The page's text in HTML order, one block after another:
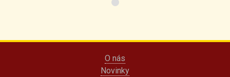
O nás
Novinky